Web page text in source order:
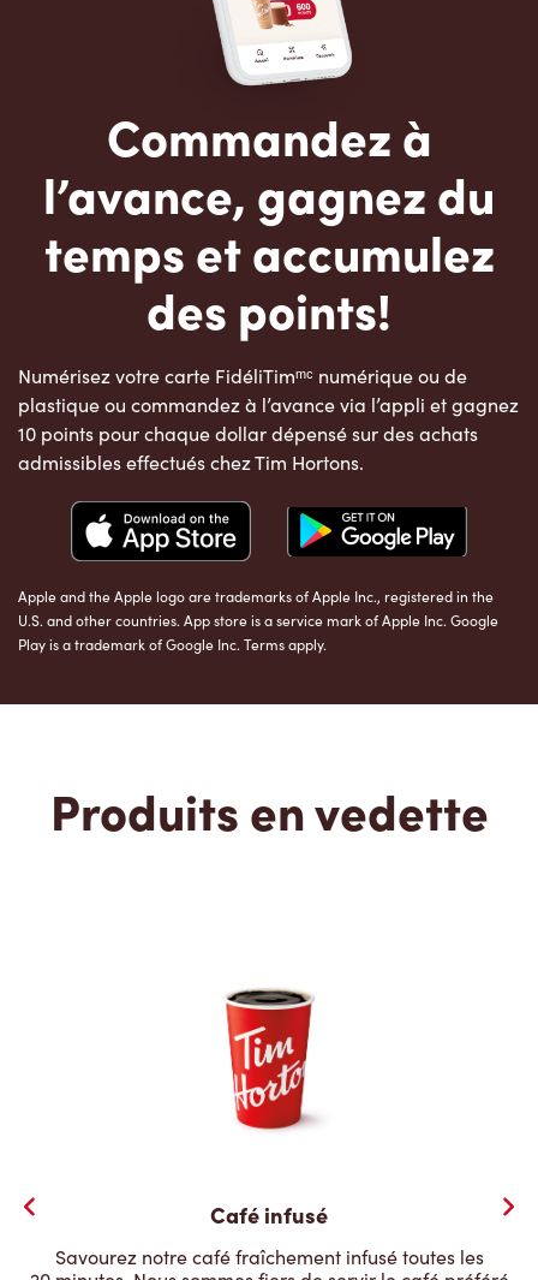
Commandez à
l’avance, gagnez du
temps et accumulez
des points!
Numérisez votre carte FidéliTimᵐᶜ numérique ou de
plastique ou commandez à l’avance via l’appli et gagnez
10 points pour chaque dollar dépensé sur des achats
admissibles effectués chez Tim Hortons.
Apple and the Apple logo are trademarks of Apple Inc., registered in the
U.S. and other countries. App store is a service mark of Apple Inc. Google
Play is a trademark of Google Inc. Terms apply.
Produits en vedette
Café infusé
Savourez notre café fraîchement infusé toutes les